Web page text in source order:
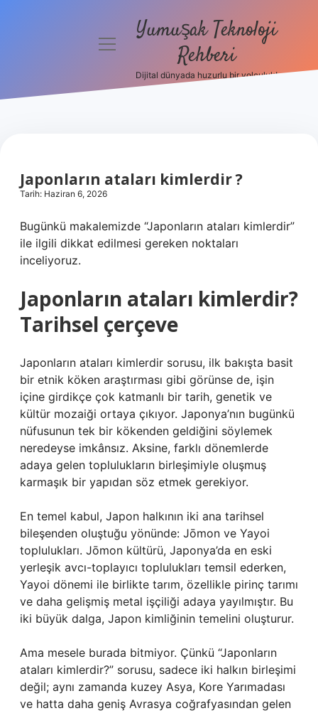
menüyüYumuşak Teknoloji
Rehberi
Dijital dünyada huzurlu bir yolculuk!
Japonların ataları kimlerdir ?
Tarih: Haziran 6, 2026
Bugünkü makalemizde “Japonların ataları kimlerdir”
ile ilgili dikkat edilmesi gereken noktaları
inceliyoruz.
Japonların ataları kimlerdir?
Tarihsel çerçeve
Japonların ataları kimlerdir sorusu, ilk bakışta basit
bir etnik köken araştırması gibi görünse de, işin
içine girdikçe çok katmanlı bir tarih, genetik ve
kültür mozaiği ortaya çıkıyor. Japonya’nın bugünkü
nüfusunun tek bir kökenden geldiğini söylemek
neredeyse imkânsız. Aksine, farklı dönemlerde
adaya gelen toplulukların birleşimiyle oluşmuş
karmaşık bir yapıdan söz etmek gerekiyor.
En temel kabul, Japon halkının iki ana tarihsel
bileşenden oluştuğu yönünde: Jōmon ve Yayoi
toplulukları. Jōmon kültürü, Japonya’da en eski
yerleşik avcı-toplayıcı toplulukları temsil ederken,
Yayoi dönemi ile birlikte tarım, özellikle pirinç tarımı
ve daha gelişmiş metal işçiliği adaya yayılmıştır. Bu
iki büyük dalga, Japon kimliğinin temelini oluşturur.
Ama mesele burada bitmiyor. Çünkü “Japonların
ataları kimlerdir?” sorusu, sadece iki halkın birleşimi
değil; aynı zamanda kuzey Asya, Kore Yarımadası
ve hatta daha geniş Avrasya coğrafyasından gelen